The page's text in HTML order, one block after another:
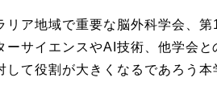
リア地域で重要な脳外科学会、
ーサイエンスやAI技術、他学会
して役割が大きくなるであろう